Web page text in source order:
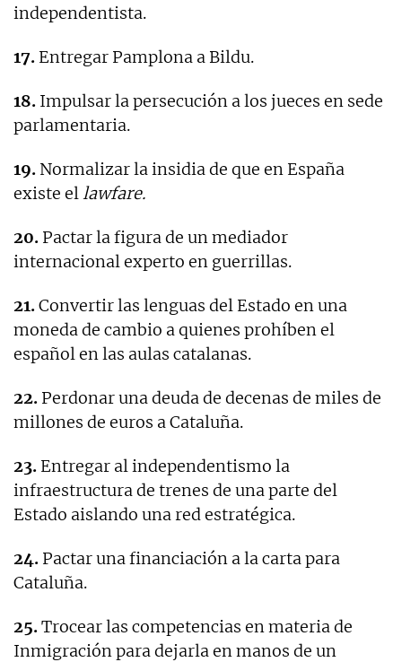
independentista.
17. Entregar Pamplona a Bildu.
18. Impulsar la persecución a los jueces en sede
parlamentaria.
19. Normalizar la insidia de que en España
existe ellawfare.
20. Pactar la figura de un mediador
internacional experto en guerrillas.
21.Convertir las lenguas del Estado en una
moneda de cambio a quienes prohíben el
español en las aulas catalanas.
22. Perdonar una deuda de decenas de miles de
millones de euros a Cataluña.
23. Entregar al independentismo la
infraestructura de trenes de una parte del
Estado aislando una red estratégica.
24. Pactar una financiación a la carta para
Cataluña.
25.Trocear las competencias en materia de
Inmigración para dejarla en manos de un